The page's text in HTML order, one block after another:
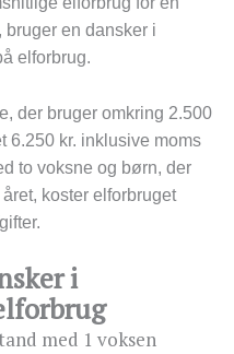
bruger en dansker i
elforbrug.
der bruger omkring 2.500
6.250 kr. inklusive moms
to voksne og børn, der
koster elforbruget
i
med 1 voksen